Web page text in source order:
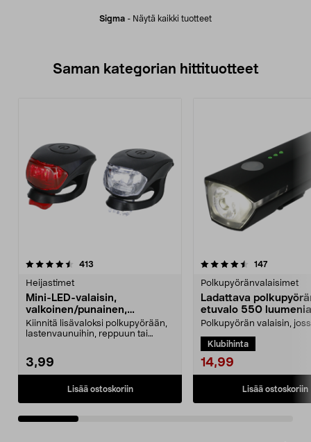
Sigma - Näytä kaikki tuotteet
Saman kategorian hittituotteet
413
Heijastimet
Mini-LED-valaisin,
valkoinen/punainen,
kuminauha, 2 kpl
Kiinnitä lisävaloksi polkupyörään,
lastenvaunuihin, reppuun tai
3,99
Lisää ostoskoriin
4.5 viidestä
147arvostelut
Polkupyöränvalaisimet
Ladattava
etuvalo 550 luumenia
Asaklitt
Polkupyörän valaisin,
turvallisuutta ...
Klubihinta
14,99
Lisää ostoskoriin
4.5 viidestä